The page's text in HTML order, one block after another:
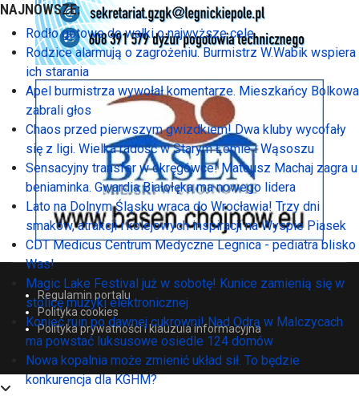
Regulamin portalu
Polityka cookies
Polityka prywatności i klauzula informacyjna
NAJNOWSZE:
Rodło gotowe do walki o najwyższe cele
Rodzice alarmują o zagrożeniu. Burmistrz W.Wabik wspiera
ich starania
Apel burmistrza wywołał komentarze. Mieszkańcy Bolkowa
zabrali głos
Chaos przed pierwszym gwizdkiem! Dwa kluby wycofały
się z ligi. Wielka radość w Starym Łomie i Wąsoszu
Sensacyjny transfer w okręgówce! Mateusz Machaj zagra u
beniaminka. Gwardia Białołęka ma nowego lidera
Lato na Dolnym Śląsku wraca do Wrocławia! Trzy dni
smaków, atrakcji i kolejowych inspiracji na Wyspie Piasek
CDT Medicus Centrum Medyczne Legnica - pediatra blisko
Was!
Magic Lake Festival już w sobotę! Kunice zamienią się w
stolicę muzyki elektronicznej
Koniec ruin po dawnej cukrowni! Nad Odrą w Malczycach
ma powstać luksusowe osiedle 124 domów
Nowa kopalnia może zmienić układ sił. To będzie
konkurencja dla KGHM?